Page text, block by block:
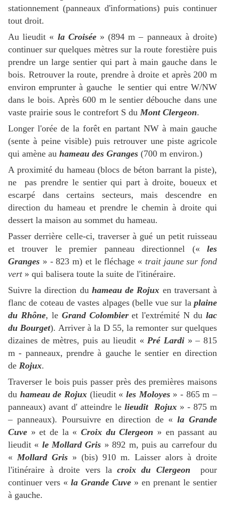
stationnement (panneaux d'informations) puis continuer
tout droit.
Au lieudit « la Croisée » (894 m – panneaux à droite)
continuer sur quelques mètres sur la route forestière puis
prendre un large sentier qui part à main gauche dans le
bois. Retrouver la route, prendre à droite et après 200 m
environ emprunter à gauche le sentier qui entre W/NW
dans le bois. Après 600 m le sentier débouche dans une
vaste prairie sous le contrefort S du Mont Clergeon.
Longer l'orée de la forêt en partant NW à main gauche
(sente à peine visible) puis retrouver une piste agricole
qui amène au hameau des Granges (700 m environ.)
A proximité du hameau (blocs de béton barrant la piste),
ne pas prendre le sentier qui part à droite, boueux et
escarpé dans certains secteurs, mais descendre en
direction du hameau et prendre le chemin à droite qui
dessert la maison au sommet du hameau.
Passer derrière celle-ci, traverser à gué un petit ruisseau
et trouver le premier panneau directionnel (« les
Granges » - 823 m) et le fléchage « trait jaune sur fond
vert» qui balisera toute la suite de l'itinéraire.
Suivre la direction du hameau de Rojux en traversant à
flanc de coteau de vastes alpages (belle vue sur la plaine
du Rhône, le Grand Colombieret l'extrémité N du lac
du Bourget). Arriver à la D 55, la remonter sur quelques
dizaines de mètres, puis au lieudit «Pré Lardi » – 815
m - panneaux, prendre à gauche le sentier en direction
de Rojux.
Traverser le bois puis passer près des premières maisons
du hameau de Rojux (lieudit «les Moloyes » - 865 m –
panneaux) avant d' atteindre le lieudit Rojux » - 875 m
– panneaux). Poursuivre en direction de « la Grande
Cuve » et de la « Croix du Clergeon » en passant au
lieudit « le Mollard Gris » 892 m, puis au carrefour du
« Mollard Gris » (bis) 910 m. Laisser alors à droite
l'itinéraire à droite vers lacroix du Clergeon pour
continuer vers « la Grande Cuve » en prenant le sentier
à gauche.